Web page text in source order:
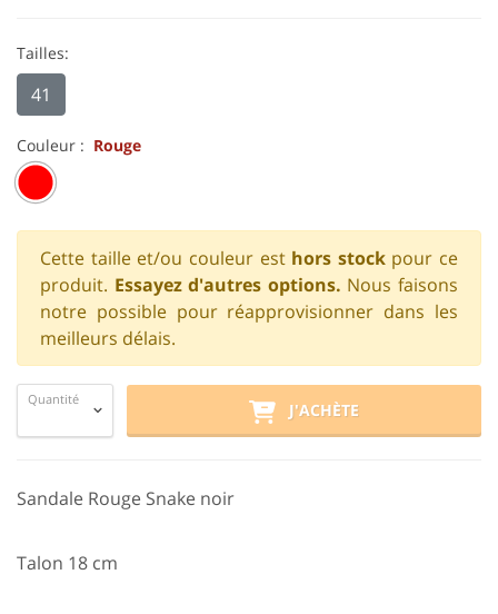
Tailles:
41
Couleur : Rouge
Cette taille et/ou couleur est hors stockpour ce
produit. Essayez d'autres options. Nous faisons
notre possible pour réapprovisionner dans les
meilleurs délais.
Quantité
J'ACHÈTE
Sandale Rouge Snake noir
Talon 18 cm